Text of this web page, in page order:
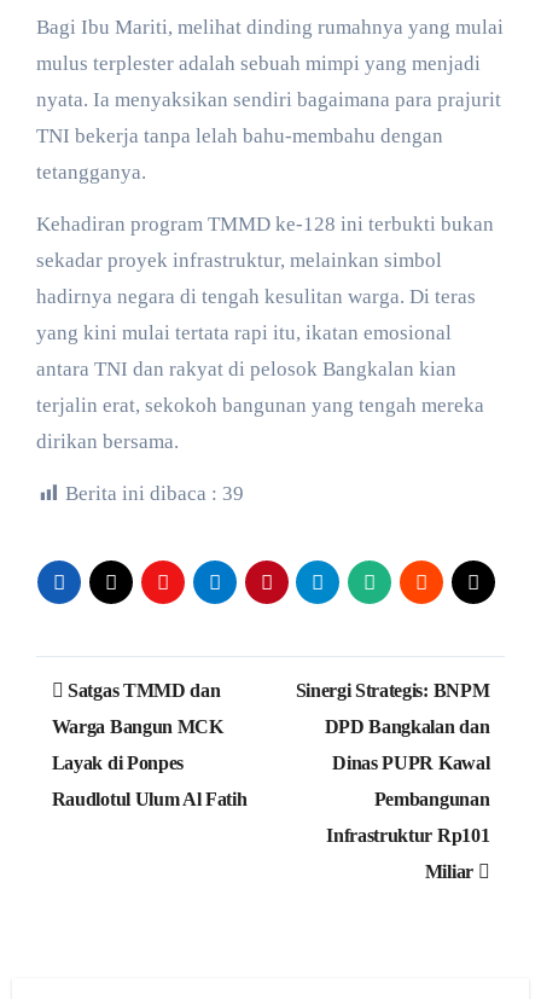
​Bagi Ibu Mariti, melihat dinding rumahnya yang mulai
mulus terplester adalah sebuah mimpi yang menjadi
nyata. Ia menyaksikan sendiri bagaimana para prajurit
TNI bekerja tanpa lelah bahu-membahu dengan
tetangganya.
​Kehadiran program TMMD ke-128 ini terbukti bukan
sekadar proyek infrastruktur, melainkan simbol
hadirnya negara di tengah kesulitan warga. Di teras
yang kini mulai tertata rapi itu, ikatan emosional
antara TNI dan rakyat di pelosok Bangkalan kian
terjalin erat, sekokoh bangunan yang tengah mereka
dirikan bersama.
Berita ini dibaca : 39
Navigasi
pos
Satgas TMMD dan
Warga Bangun MCK
Layak di Ponpes
Raudlotul Ulum Al Fatih
Sinergi Strategis: BNPM
DPD Bangkalan dan
Dinas PUPR Kawal
Pembangunan
Infrastruktur Rp101
Miliar